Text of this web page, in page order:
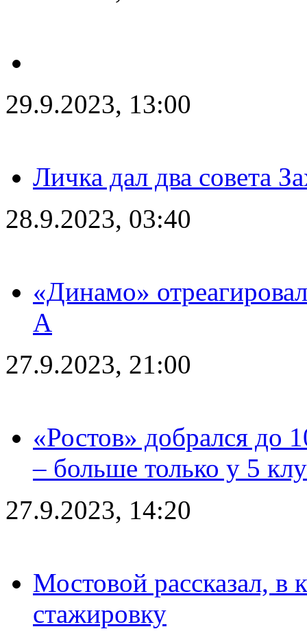
29.9.2023, 13:00
Личка дал два совета
28.9.2023, 03:40
«Динамо»
А
27.9.2023, 21:00
«Ростов» добрался до
– больше только у 5
27.9.2023, 14:20
Мостовой рассказал, в
стажировку